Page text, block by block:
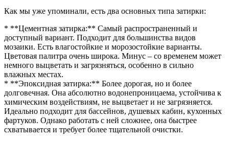
Как мы уже упоминали, есть два основных типа затирки:
* **Цементная затирка:** Самый распространенный и
доступный вариант. Подходит для большинства видов
мозаики. Есть влагостойкие и морозостойкие варианты.
Цветовая палитра очень широка. Минус – со временем может
немного выцветать и загрязняться, особенно в сильно
влажных местах.
* **Эпоксидная затирка:** Более дорогая, но и более
долговечная. Она абсолютно водонепроницаема, устойчива к
химическим воздействиям, не выцветает и не загрязняется.
Идеально подходит для бассейнов, душевых кабин, кухонных
фартуков. Однако работать с ней сложнее, она быстрее
схватывается и требует более тщательной очистки.